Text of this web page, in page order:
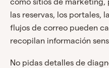
como sitios de marketing,
las reservas, los portales,
flujos de correo pueden
recopilan información
No pidas detalles de